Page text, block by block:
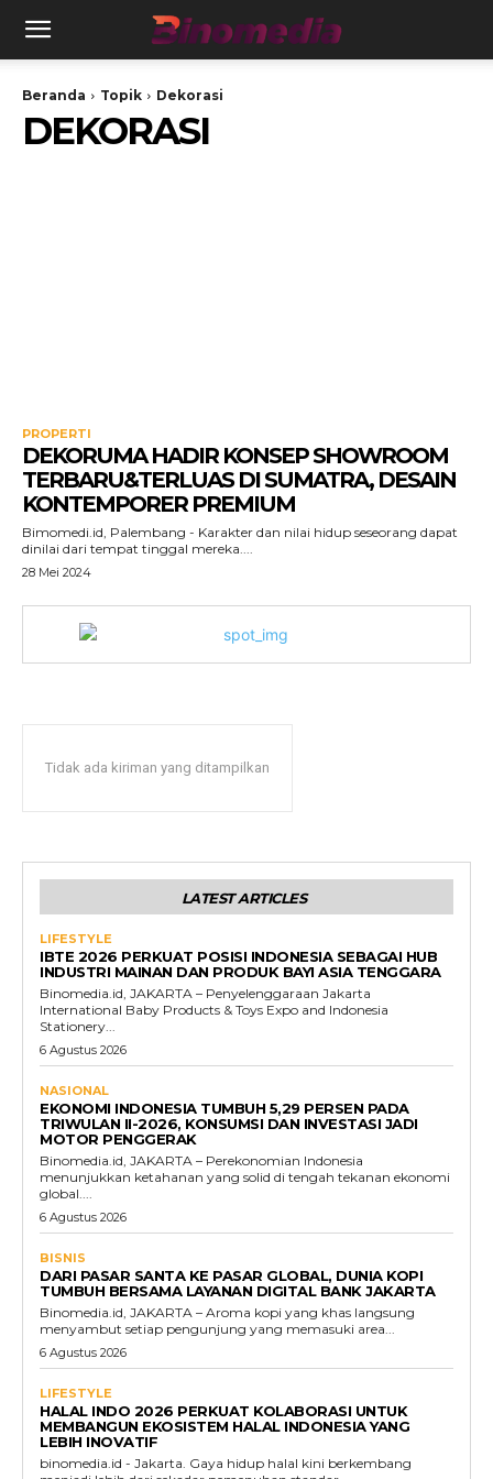
Beranda Topik Dekorasi
DEKORASI
PROPERTI
DEKORUMA HADIR KONSEP SHOWROOM
TERBARU&TERLUAS DI SUMATRA, DESAIN
KONTEMPORER PREMIUM
Bimomedi.id, Palembang - Karakter dan nilai hidup seseorang dapat
dinilai dari tempat tinggal mereka....
28 Mei 2024
Tidak ada kiriman yang ditampilkan
LATEST ARTICLES
LIFESTYLE
IBTE 2026 PERKUAT POSISI INDONESIA SEBAGAI HUB
INDUSTRI MAINAN DAN PRODUK BAYI ASIA TENGGARA
Binomedia.id, JAKARTA – Penyelenggaraan Jakarta
International Baby Products & Toys Expo and Indonesia
Stationery...
6 Agustus 2026
NASIONAL
EKONOMI INDONESIA TUMBUH 5,29 PERSEN PADA
TRIWULAN II-2026, KONSUMSI DAN INVESTASI JADI
MOTOR PENGGERAK
Binomedia.id, JAKARTA – Perekonomian Indonesia
menunjukkan ketahanan yang solid di tengah tekanan ekonomi
global....
6 Agustus 2026
BISNIS
DARI PASAR SANTA KE PASAR GLOBAL, DUNIA KOPI
TUMBUH BERSAMA LAYANAN DIGITAL BANK JAKARTA
Binomedia.id, JAKARTA – Aroma kopi yang khas langsung
menyambut setiap pengunjung yang memasuki area...
6 Agustus 2026
LIFESTYLE
HALAL INDO 2026 PERKUAT KOLABORASI UNTUK
MEMBANGUN EKOSISTEM HALAL INDONESIA YANG
LEBIH INOVATIF
binomedia.id - Jakarta. Gaya hidup halal kini berkembang